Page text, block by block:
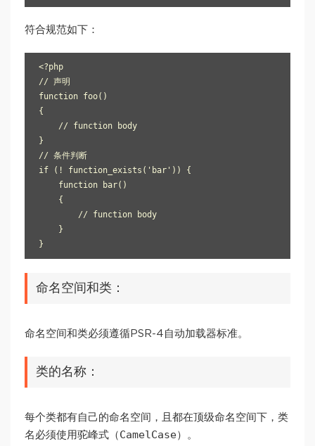
符合规范如下：
<?php
// 声明
function foo()
{
    // function body
}
// 条件判断
if (! function_exists('bar')) {
    function bar()
    {
        // function body
    }
命名空间和类：
命名空间和类必须遵循PSR-4自动加载器标准。
类的名称：
每个类都有自己的命名空间，且都在顶级命名空间下，类
名必须使用驼峰式（ CamelCase）。